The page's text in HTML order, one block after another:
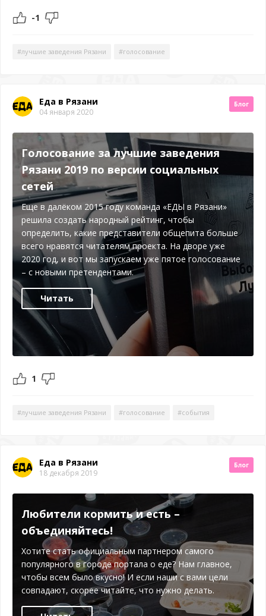
-1
#лучшие заведения Рязани #голосование
Еда в Рязани
04 января 2020
Блог
Голосование за лучшие заведения
Рязани 2019 по версии социальных
сетей
Еще в далёком 2015 году команда «ЕДЫ в Рязани»
решила создать народный рейтинг, чтобы
определить, какие представители общепита больше
всего нравятся читателям проекта. На дворе уже
2020 год, и вот мы запускаем уже пятое голосование
– с новыми претендентами.
Читать
1
#лучшие заведения Рязани #голосование #события
Еда в Рязани
18 декабря 2019
Блог
Любители кормить и есть –
объединяйтесь!
Хотите стать официальным партнером самого
популярного в городе портала о еде? Нам главное,
чтобы всем было вкусно! И если наши с вами цели
совпадают, скорее читайте, что нужно делать.